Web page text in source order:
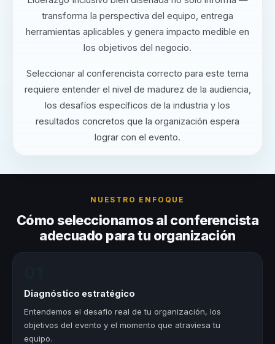
transforma la perspectiva del equipo, entrega
herramientas aplicables y genera impacto medible en
los objetivos del negocio.
Seleccionar al conferencista correcto para este tema
requiere entender el nivel de madurez de la audiencia,
los desafíos específicos de la industria y los
resultados concretos que la organización espera
lograr con el evento.
NUESTRO ENFOQUE
Cómo seleccionamos al conferencista
adecuado para tu organización
Diagnóstico estratégico
Entendemos el desafío real de tu organización, los
objetivos del evento y el momento que atraviesa tu
equipo.